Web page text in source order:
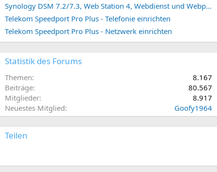
Synology DSM 7.2/7.3, Web Station 4, Webdienst und Webportal erstellen (ehemals vHost)
Telekom Speedport Pro Plus - Telefonie einrichten
Telekom Speedport Pro Plus - Netzwerk einrichten
Statistik des Forums
Themen
8.167
Beiträge
80.567
Mitglieder
8.917
Neuestes Mitglied
Goofy1964
Teilen